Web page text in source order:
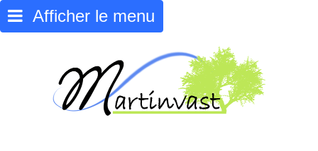
Afficher le menu